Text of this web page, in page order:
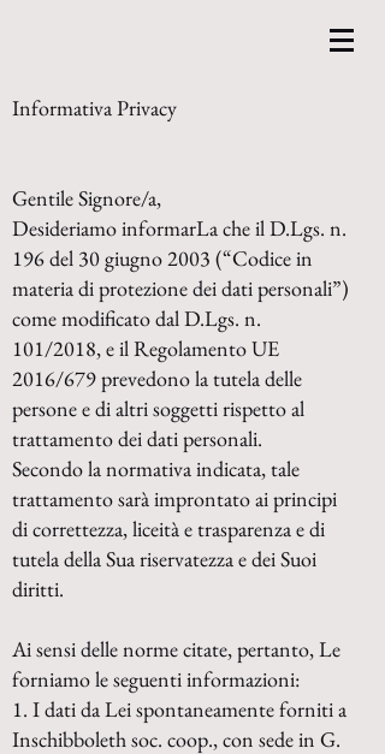
Informativa Privacy
Gentile Signore/a,
Desideriamo informarLa che il D.Lgs. n.
196 del 30 giugno 2003 (“Codice in
materia di protezione dei dati personali”)
come modificato dal D.Lgs. n.
101/2018, e il Regolamento UE
2016/679 prevedono la tutela delle
persone e di altri soggetti rispetto al
trattamento dei dati personali.
Secondo la normativa indicata, tale
trattamento sarà improntato ai principi
di correttezza, liceità e trasparenza e di
tutela della Sua riservatezza e dei Suoi
diritti.
Ai sensi delle norme citate, pertanto, Le
forniamo le seguenti informazioni:
1. I dati da Lei spontaneamente forniti a
Inschibboleth soc. coop., con sede in G.